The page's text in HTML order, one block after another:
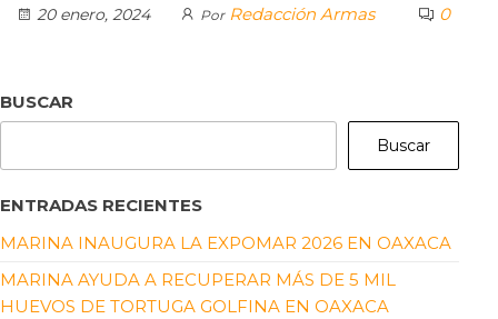
20 enero, 2024
Por Redacción Armas 0
BUSCAR
Buscar
ENTRADAS RECIENTES
MARINA INAUGURA LA EXPOMAR 2026 EN OAXACA
MARINA AYUDA A RECUPERAR MÁS DE 5 MIL
HUEVOS DE TORTUGA GOLFINA EN OAXACA